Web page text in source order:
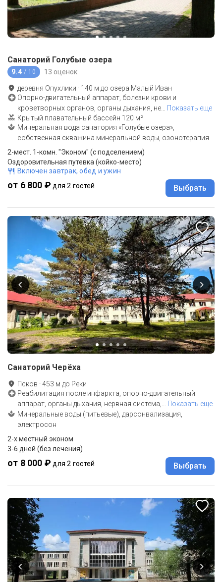
Санаторий Голубые озера
9.4 / 10 13 оценок
деревня Опухлики · 140 м до озера Малый Иван
Опорно-двигательный аппарат, болезни крови и
кроветворных органов, органы дыхания, не… Показать еще
Крытый плавательный бассейн 120 м²
Минеральная вода санатория «Голубые озера»,
собственная скважина минеральной воды, озонотерапия
2-мест. 1-комн. "Эконом" (с подселением)
Оздоровительная путевка (койко-место)
Включен завтрак, обед и ужин
от 6 800 ₽ для 2 гостей Выбрать
Санаторий Черёха
Псков ·453 м до Реки
Реабилитация после инфаркта, опорно-двигательный
аппарат, органы дыхания, нервная система,
Показать еще
Минеральные воды (питьевые), дарсонвализация,
электросон
2-x местный эконом
3-6 дней (без лечения)
от 8 000 ₽ для 2 гостей Выбрать